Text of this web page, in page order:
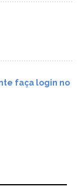
faça login no